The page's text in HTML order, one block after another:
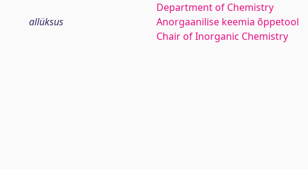
Department of Chemistry
allüksus
Anorgaanilise keemia õppetool
Chair of Inorganic Chemistry